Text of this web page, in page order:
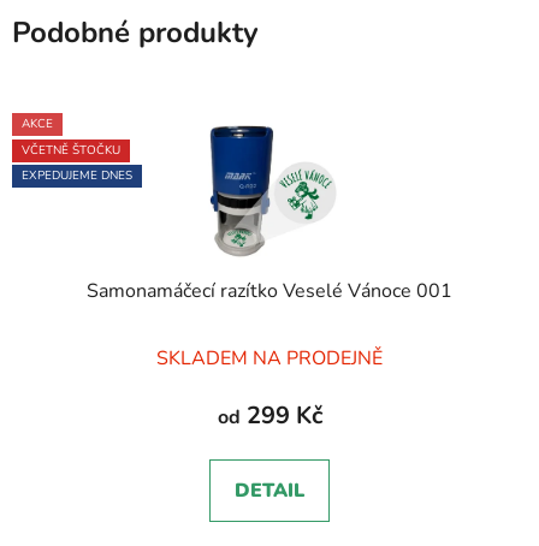
Podobné produkty
AKCE
VČETNĚ ŠTOČKU
EXPEDUJEME DNES
Samonamáčecí razítko Veselé Vánoce 001
hodnocení
produktu
5,0
z
SKLADEM NA PRODEJNĚ
od 299 Kč
DETAIL